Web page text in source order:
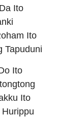
Ito
Ito
Tapuduni
Ito
Ito